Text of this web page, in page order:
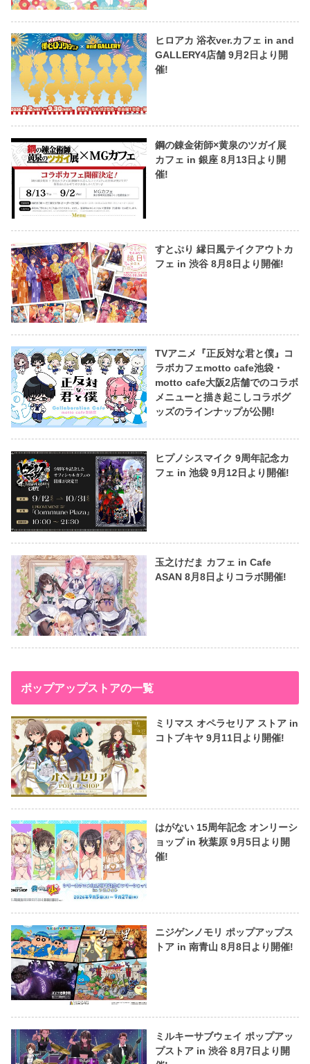
ヒロアカ 浴衣ver.カフェ in and
GALLERY4店舗 9月2日より開
催!
鋼の錬金術師×黄泉のツガイ展
カフェ in 銀座 8月13日より開
催!
すとぷり 縁日風テイクアウトカ
フェ in 渋谷 8月8日より開催!
TVアニメ『正反対な君と僕』コ
ラボカフェmotto cafe池袋・
motto cafe大阪2店舗でのコラボ
メニューと描き起こしコラボグ
ッズのラインナップが公開!
ヒプノシスマイク 9周年記念カ
フェ in 池袋 9月12日より開催!
玉之けだま カフェ in Cafe
ASAN 8月8日よりコラボ開催!
ポップアップストアの一覧
ミリマス オペラセリア ストア in
コトブキヤ 9月11日より開催!
はがない 15周年記念 オンリーシ
ョップ in 秋葉原 9月5日より開
催!
ニジゲンノモリ ポップアップス
トア in 南青山 8月8日より開催!
ミルキーサブウェイ ポップアッ
プストア in 渋谷 8月7日より開